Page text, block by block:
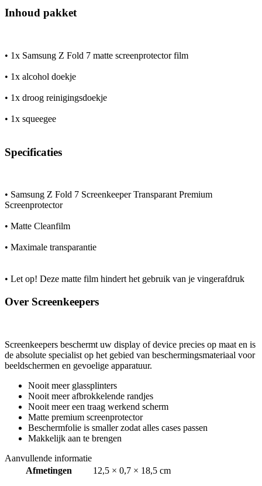
Inhoud pakket
• 1x Samsung Z Fold 7 matte screenprotector film
• 1x alcohol doekje
• 1x droog reinigingsdoekje
• 1x squeegee
Specificaties
• Samsung Z Fold 7 Screenkeeper Transparant Premium
Screenprotector
• Matte Cleanfilm
• Maximale transparantie
• Let op! Deze matte film hindert het gebruik van je vingerafdruk
Over Screenkeepers
Screenkeepers beschermt uw display of device precies op maat en is
de absolute specialist op het gebied van beschermingsmateriaal voor
beeldschermen en gevoelige apparatuur.
Nooit meer glassplinters
Nooit meer afbrokkelende randjes
Nooit meer een traag werkend scherm
Matte premium screenprotector
Beschermfolie is smaller zodat alles cases passen
Makkelijk aan te brengen
Aanvullende informatie
Afmetingen
12,5 × 0,7 × 18,5 cm